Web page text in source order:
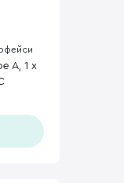
A, 1 x